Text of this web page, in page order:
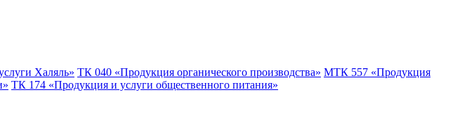
Халяль» ТК 040 «Продукция органического производства» МТК 557 «Продукция
ТК 174 «Продукция и услуги общественного питания»